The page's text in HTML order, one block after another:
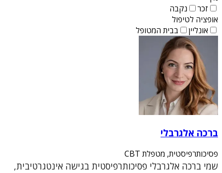
זכר
נקבה
אופציה לטיפול
אונליין
בבית המטופל
ברכה אלגרבלי
פסיכותרפיסטית, מטפלת CBT
שמי ברכה אלגרבלי פסיכותרפיסטית בגישה אינטגרטיבית,